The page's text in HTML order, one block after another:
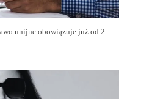
unijne obowiązuje już od 2